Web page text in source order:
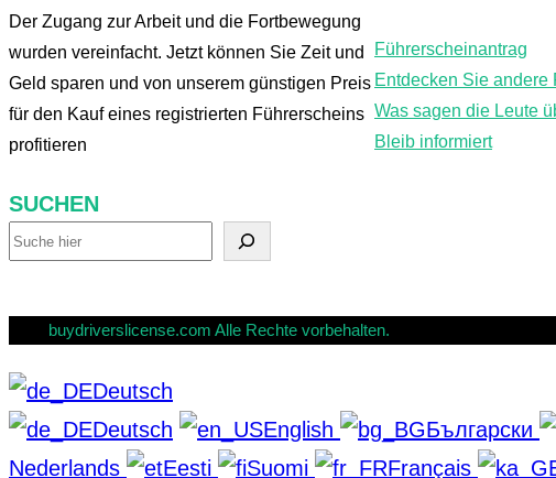
Der Zugang zur Arbeit und die Fortbewegung
wurden vereinfacht. Jetzt können Sie Zeit und
Geld sparen und von unserem günstigen Preis
für den Kauf eines registrierten Führerscheins
profitieren
SUCHEN
S
c
e
n
Führerscheinantrag
Entdecken Sie andere
Was sagen die Leute
Bleib informiert
buydriverslicense.com Alle Rechte vorbehalten.
Deutsch
Deutsch
English Български
Nederlands
Eesti Suomi Français